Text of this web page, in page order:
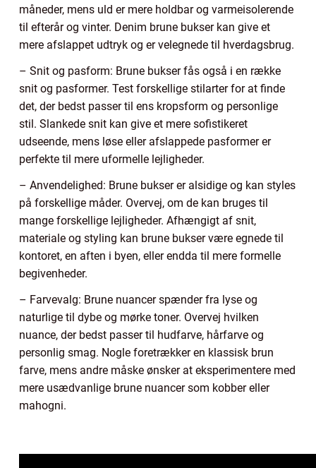
måneder, mens uld er mere holdbar og varmeisolerende
til efterår og vinter. Denim brune bukser kan give et
mere afslappet udtryk og er velegnede til hverdagsbrug.
– Snit og pasform: Brune bukser fås også i en række
snit og pasformer. Test forskellige stilarter for at finde
det, der bedst passer til ens kropsform og personlige
stil. Slankede snit kan give et mere sofistikeret
udseende, mens løse eller afslappede pasformer er
perfekte til mere uformelle lejligheder.
– Anvendelighed: Brune bukser er alsidige og kan styles
på forskellige måder. Overvej, om de kan bruges til
mange forskellige lejligheder. Afhængigt af snit,
materiale og styling kan brune bukser være egnede til
kontoret, en aften i byen, eller endda til mere formelle
begivenheder.
– Farvevalg: Brune nuancer spænder fra lyse og
naturlige til dybe og mørke toner. Overvej hvilken
nuance, der bedst passer til hudfarve, hårfarve og
personlig smag. Nogle foretrækker en klassisk brun
farve, mens andre måske ønsker at eksperimentere med
mere usædvanlige brune nuancer som kobber eller
mahogni.